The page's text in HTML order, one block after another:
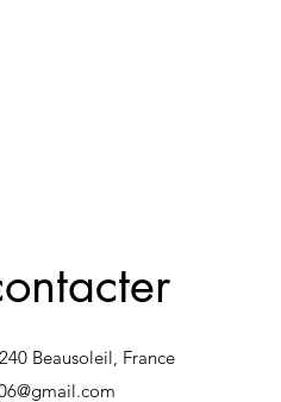
Beausoleil, France